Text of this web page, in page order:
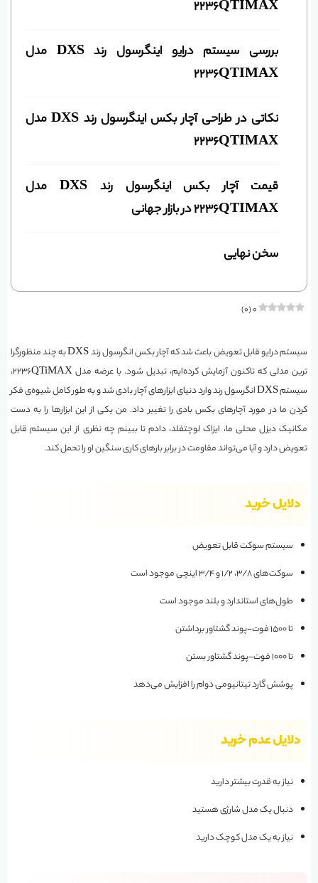
2236QTIMAX
بررسی سیستم درایو اینگرسول رند DXS مدل
2236QTIMAX
نکاتی در طراحی آچار بکس اینگرسول رند DXS مدل
2236QTIMAX
قیمت آچار بکس اینگرسول رند DXS مدل
2236QTIMAX در بازار جهانی
سخن نهایی
۰(۰)
سیستم درایو قابل تعویض باعث شد که آچار بکس انگرسول رند DXS به چند منظورگرا
ترین مدلی که تاکنون آزمایش کرده‌ایم، تبدیل شود. با عرضه مدل 2236QTiMAX،
سیستم DXS انگرسول رند وارد دنیای ابزارهای آچار بادی شد و به طور کامل شیوه‌ی فکر
کردن ما در مورد آچارهای بکس بادی را تغییر داد. من یکی از این ابزارها را به دست
مکانیک دیزل محلی ما، ایزاک لوچتفلد، دادم تا ببینم چه نظری از این سیستم قابل
تعویض دارد و آیا می‌تواند مقاومت در برابر بارهای کاری سنگین او را تحمل کند.
دلایل خرید
سیستم سوکت قابل تعویض
سوکت‌های ۳/۸، ۱/۲ و ۳/۴ اینچی موجود است
طول‌های استاندارد و بلند موجود است
تا ۱۵۰۰ فوت-پوند گشتاور برداشتن
تا ۱۰۰۰ فوت-پوند گشتاور بستن
پوشش گارد تیتانیومی دوام را افزایش می‌دهد
دلایل عدم خرید
نیاز به قدرت بیشتر دارید
دنبال یک مدل شارژی هستید
نیاز به یک مدل کوچک دارید